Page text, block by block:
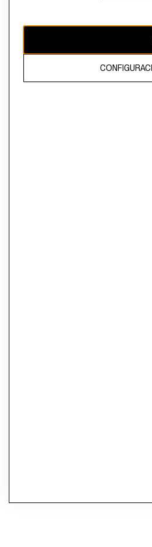
El contenido de esta página web está
propiedad de H&M Hennes & Mauritz AB